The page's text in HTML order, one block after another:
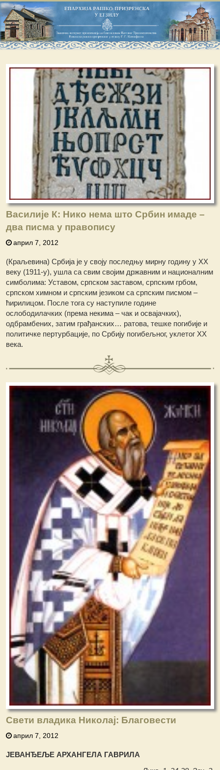
Василије К: Нико нема што Србин имаде –
два писма у правопису
април 7, 2012
(Краљевина) Србија је у своју последњу мирну годину у XX
веку (1911-у), ушла са свим својим државним и националним
симболима: Уставом, српском заставом, српским грбом,
српском химном и српским језиком са српским писмом –
ћирилицом. После тога су наступиле године
ослободилачких (према некима – чак и освајачких),
одбрамбених, затим грађанских… ратова, тешке погибије и
политичке пертурбације, по Србију погибељног, уклетог XX
века.
Свети владика Николај: Благовести
април 7, 2012
ЈЕВАНЂЕЉЕ АРХАНГЕЛА ГАВРИЛА